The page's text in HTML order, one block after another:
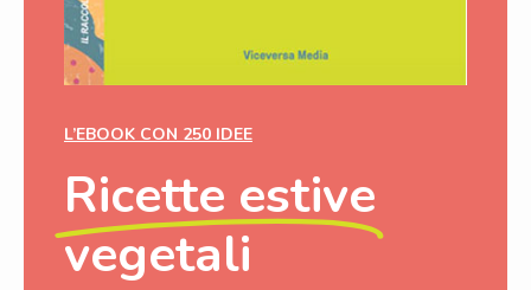
L’EBOOK CON 250 IDEE
Ricette estive
vegetali